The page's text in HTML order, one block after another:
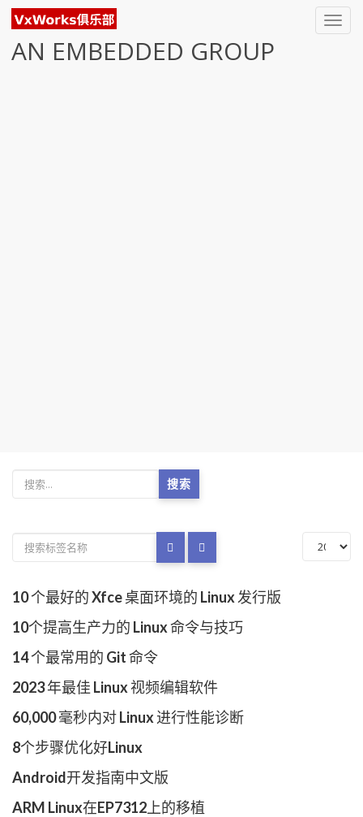
AN EMBEDDED GROUP
搜索
10 个最好的 Xfce 桌面环境的 Linux 发行版
10个提高生产力的 Linux 命令与技巧
14 个最常用的 Git 命令
2023 年最佳 Linux 视频编辑软件
60,000 毫秒内对 Linux 进行性能诊断
8个步骤优化好Linux
Android开发指南中文版
ARM Linux在EP7312上的移植